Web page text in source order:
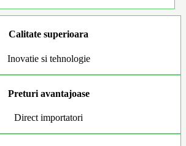
Calitate superioara
Inovatie si tehnologie
Preturi avantajoase
Direct importatori